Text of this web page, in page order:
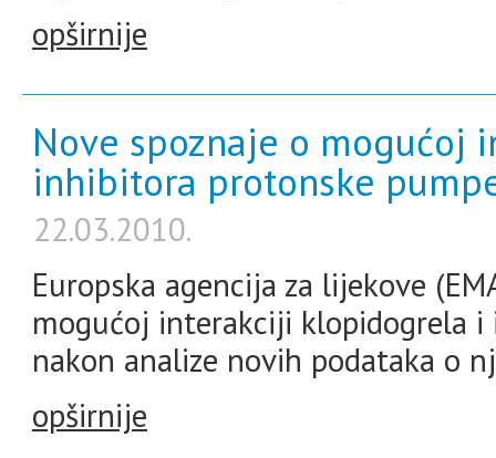
opširnije
Nove spoznaje o
inhibitora protonske
22.03.2010.
Europska agencija za lijekove
mogućoj interakciji klopidogrela
nakon analize novih podataka o
opširnije